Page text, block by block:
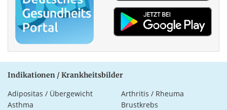
Indikationen / Krankheitsbilder
Adipositas / Übergewicht
Arthritis / Rheuma
Asthma
Brustkrebs